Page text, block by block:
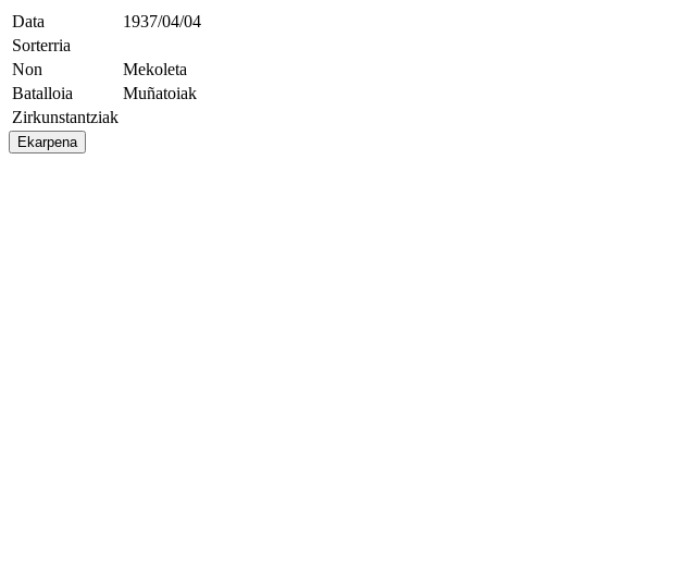
Data
1937/04/04
Sorterria
Non
Mekoleta
Batalloia
Muñatoiak
Zirkunstantziak